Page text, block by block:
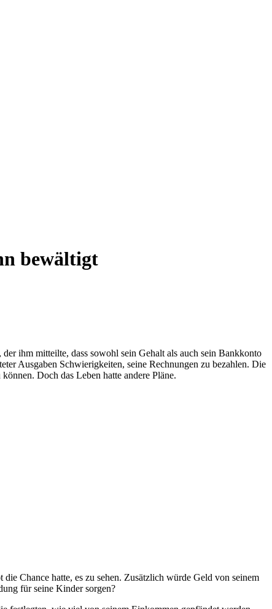
bewältigt
ihm mitteilte, dass sowohl sein Gehalt als auch sein Bankkonto
Ausgaben Schwierigkeiten, seine Rechnungen zu bezahlen. Die
Doch das Leben hatte andere Pläne.
Chance hatte, es zu sehen. Zusätzlich würde Geld von seinem
für seine Kinder sorgen?